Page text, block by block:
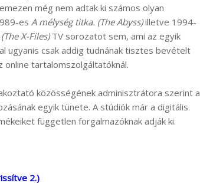
még nem adtak ki számos olyan
es A mélység titka. (The Abyss)illetve 1994-
X-Files)TV sorozatot sem, ami az egyik
ugyanis csak addig tudnának tisztes bevételt
online tartalomszolgáltatóknál.
közösségének adminisztrátora szerint a
egyik tünete. A stúdiók már a digitális
független forgalmazóknak adják ki.
2.)